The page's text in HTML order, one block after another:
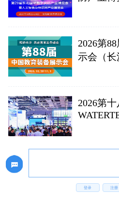
2026第
示会（长
2026第
登录 注册